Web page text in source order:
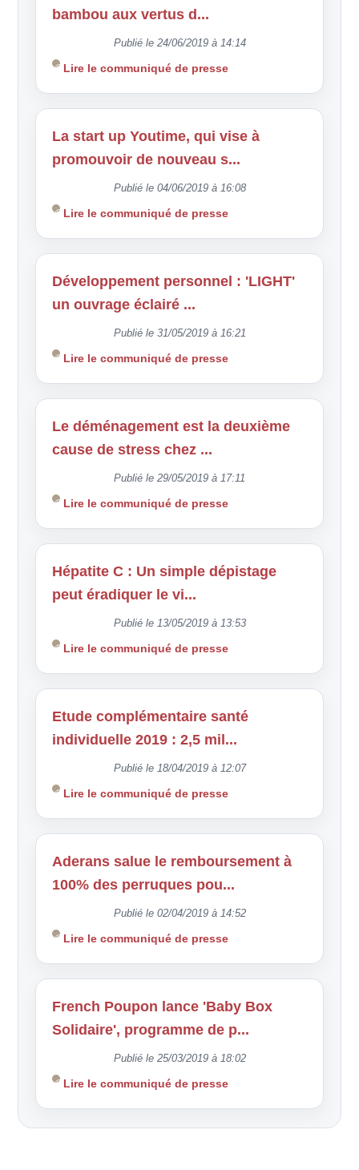
bambou aux vertus d...
Publié le 24/06/2019 à 14:14
Lire le communiqué de presse
La start up Youtime, qui vise à
promouvoir de nouveau s...
Publié le 04/06/2019 à 16:08
Lire le communiqué de presse
Développement personnel : 'LIGHT'
un ouvrage éclairé ...
Publié le 31/05/2019 à 16:21
Lire le communiqué de presse
Le déménagement est la deuxième
cause de stress chez ...
Publié le 29/05/2019 à 17:11
Lire le communiqué de presse
Hépatite C : Un simple dépistage
peut éradiquer le vi...
Publié le 13/05/2019 à 13:53
Lire le communiqué de presse
Etude complémentaire santé
individuelle 2019 : 2,5 mil...
Publié le 18/04/2019 à 12:07
Lire le communiqué de presse
Aderans salue le remboursement à
100% des perruques pou...
Publié le 02/04/2019 à 14:52
Lire le communiqué de presse
French Poupon lance 'Baby Box
Solidaire', programme de p...
Publié le 25/03/2019 à 18:02
Lire le communiqué de presse